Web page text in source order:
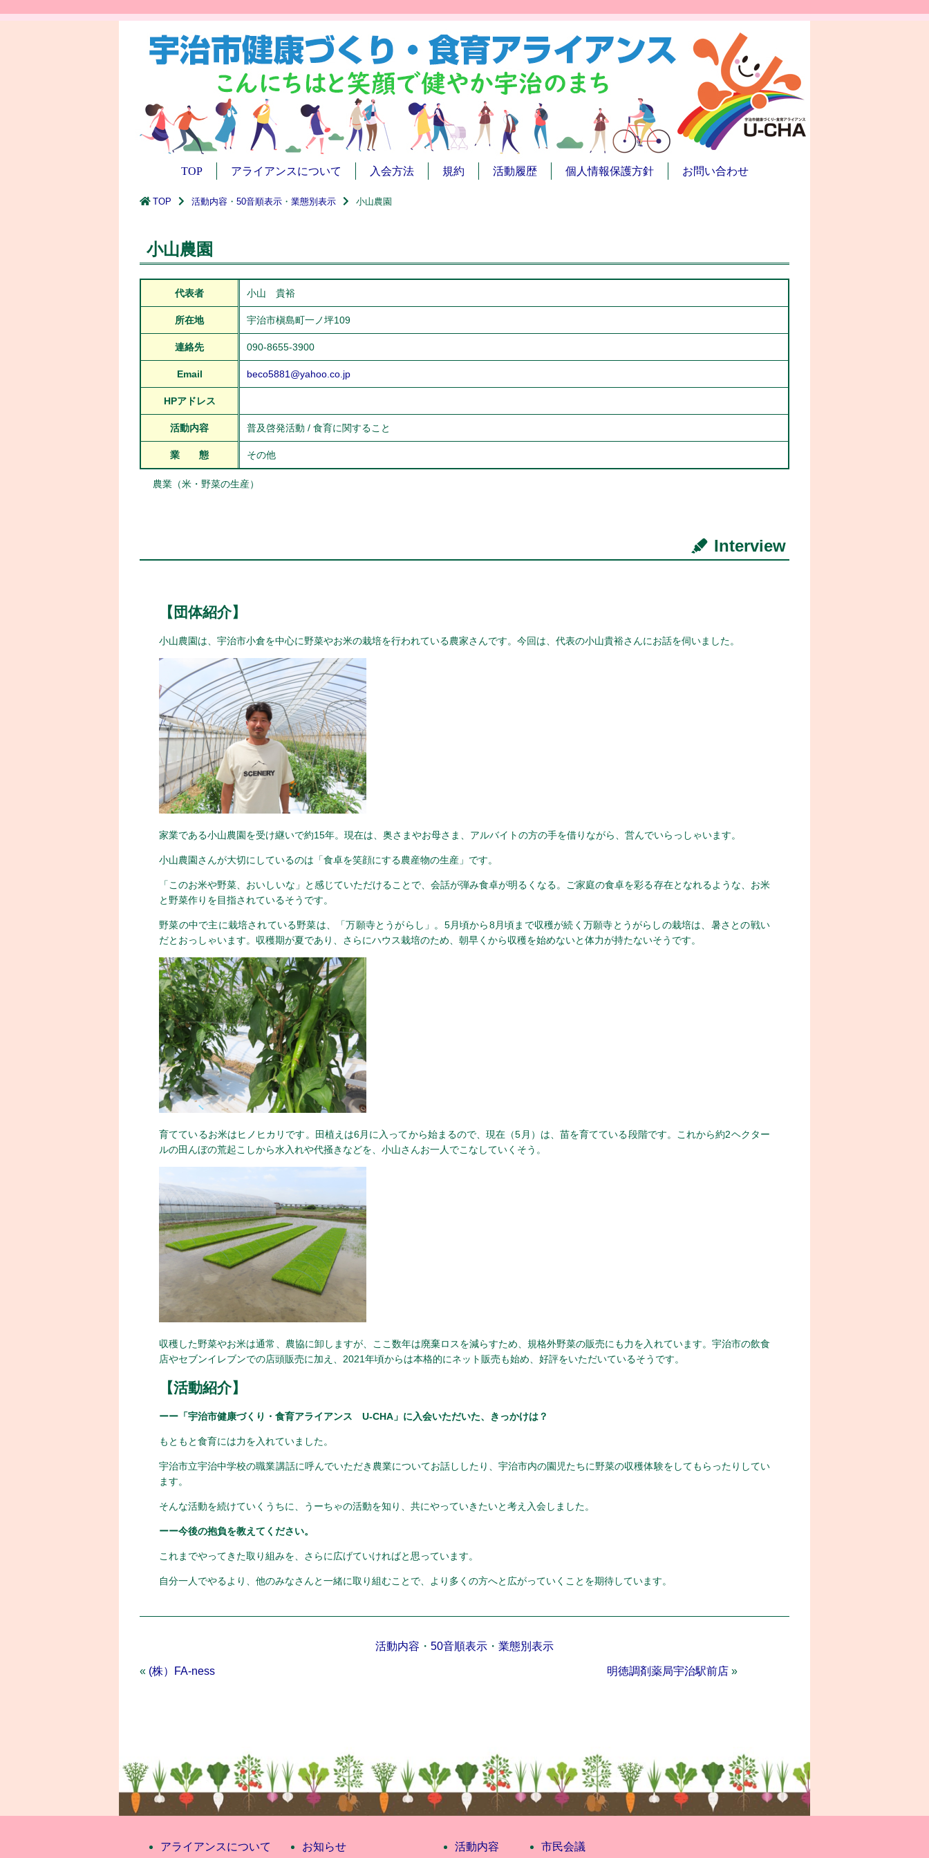
TOP アライアンスについて 入会方法 規約 活動履歴 個人情報保護方針 お問い合わせ
TOP 活動内容 ・ 50音順表示 ・ 業態別表示 小山農園
小山農園
代表者 小山 貴裕
所在地 宇治市槇島町一ノ坪109
連絡先 090-8655-3900
Email beco5881@yahoo.co.jp
HPアドレス
活動内容 普及啓発活動 / 食育に関すること
業 態 その他
農業（米・野菜の生産）
Interview
【団体紹介】
小山農園は、宇治市小倉を中心に野菜やお米の栽培を行われている農家さんです。今回は、代表の小山貴裕さんにお話を伺いました。
家業である小山農園を受け継いで約15年。現在は、奥さまやお母さま、アルバイトの方の手を借りながら、営んでいらっしゃいます。
小山農園さんが大切にしているのは「食卓を笑顔にする農産物の生産」です。
「このお米や野菜、おいしいな」と感じていただけることで、会話が弾み食卓が明るくなる。ご家庭の食卓を彩る存在となれるような、お米
と野菜作りを目指されているそうです。
野菜の中で主に栽培されている野菜は、「万願寺とうがらし」。5月頃から8月頃まで収穫が続く万願寺とうがらしの栽培は、暑さとの戦い
だとおっしゃいます。収穫期が夏であり、さらにハウス栽培のため、朝早くから収穫を始めないと体力が持たないそうです。
育てているお米はヒノヒカリです。田植えは6月に入ってから始まるので、現在（5月）は、苗を育てている段階です。これから約2ヘクター
ルの田んぼの荒起こしから水入れや代掻きなどを、小山さんお一人でこなしていくそう。
収穫した野菜やお米は通常、農協に卸しますが、ここ数年は廃棄ロスを減らすため、規格外野菜の販売にも力を入れています。宇治市の飲食
店やセブンイレブンでの店頭販売に加え、2021年頃からは本格的にネット販売も始め、好評をいただいているそうです。
【活動紹介】
ーー「宇治市健康づくり・食育アライアンス U-CHA」に入会いただいた、きっかけは？
もともと食育には力を入れていました。
宇治市立宇治中学校の職業講話に呼んでいただき農業についてお話ししたり、宇治市内の園児たちに野菜の収穫体験をしてもらったりしてい
ます。
そんな活動を続けていくうちに、うーちゃの活動を知り、共にやっていきたいと考え入会しました。
ーー今後の抱負を教えてください。
これまでやってきた取り組みを、さらに広げていければと思っています。
自分一人でやるより、他のみなさんと一緒に取り組むことで、より多くの方へと広がっていくことを期待しています。
活動内容 ・ 50音順表示 ・ 業態別表示
« (株）FA-ness 明徳調剤薬局宇治駅前店»
アライアンスについて お知らせ 活動内容 市民会議